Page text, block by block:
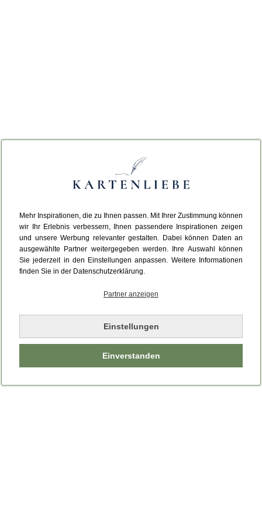
Mehr Inspirationen, die zu Ihnen passen. Mit Ihrer Zustimmung können
wir Ihr Erlebnis verbessern, Ihnen passendere Inspirationen zeigen
und unsere Werbung relevanter gestalten. Dabei können Daten an
ausgewählte Partner weitergegeben werden. Ihre Auswahl können
Sie jederzeit in den Einstellungen anpassen. Weitere Informationen
finden Sie in der Datenschutzerklärung.
Partner anzeigen
Einstellungen
Einverstanden